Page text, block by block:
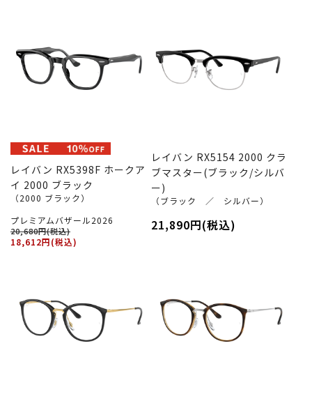
レイバン RX5398F ホークア
イ 2000 ブラック
（2000 ブラック）
プレミアムバザール2026
20,680円(税込)
18,612円(税込)
レイバン RX5154 2000 クラ
ブマスター(ブラック/シルバ
ー)
（ブラック ／ シルバー）
21,890円(税込)